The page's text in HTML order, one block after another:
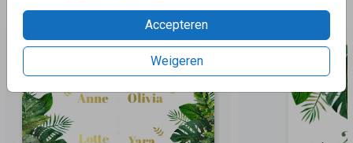
Accepteren
Weigeren
Aanbevolen